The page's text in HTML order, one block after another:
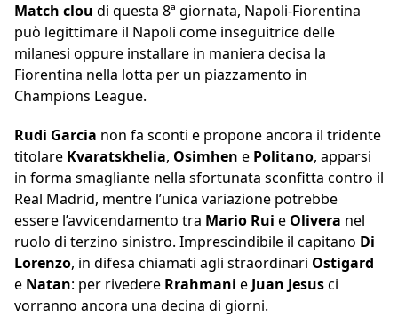
Match clou di questa 8ª giornata, Napoli-Fiorentina
può legittimare il Napoli come inseguitrice delle
milanesi oppure installare in maniera decisa la
Fiorentina nella lotta per un piazzamento in
Champions League.
Rudi Garcia non fa sconti e propone ancora il tridente
titolare Kvaratskhelia, Osimhen e Politano, apparsi
in forma smagliante nella sfortunata sconfitta contro il
Real Madrid, mentre l’unica variazione potrebbe
essere l’avvicendamento tra Mario Rui e Olivera nel
ruolo di terzino sinistro. Imprescindibile il capitano Di
Lorenzo, in difesa chiamati agli straordinari Ostigard
e Natan: per rivedere Rrahmani e Juan Jesusci
vorranno ancora una decina di giorni.